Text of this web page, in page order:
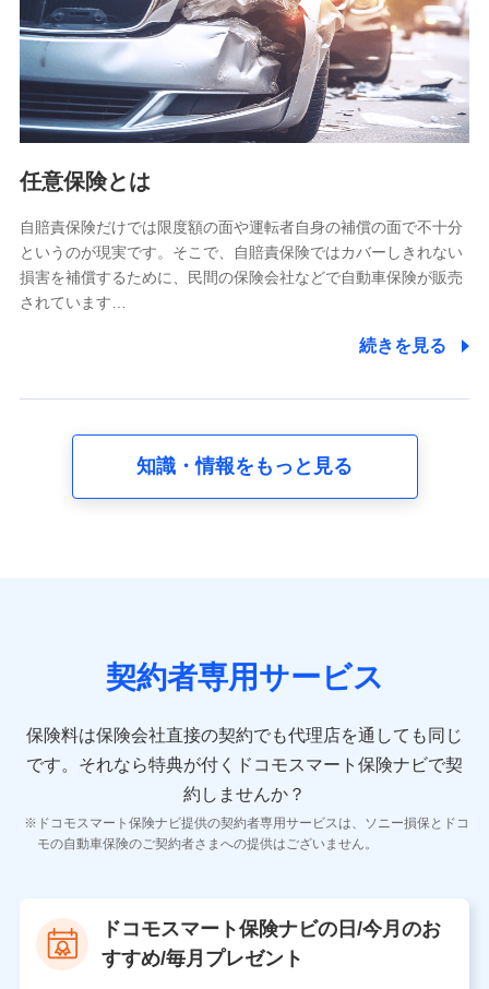
基本情報
氏名、電話番号、メールアドレス、お客さまの識別子、
属性、連絡先、dポイントサービスのご利用に関する情
報。例として、dポイントカード番号、性別、年齢、家族
構成、住所、dポイント残高、dポイント利用履歴などが
含まれます。
当社又は株式会社NTTドコモが提供する各種サービスな
又は株式会社NTTドコモが提供する各種サービスのご契
約状態・ご利用履歴インターネット利用時の行動に関す
る情報、アプリケーション利用時の行動に関する情報、
購入されたサービスや商品の名称・購入場所・決済に関
する情報、アンケートの回答に関する情報などが含まれ
の内容、保険料、保険料のお支払方法、車のメーカーや
走行距離などの情報、建物の構造や築年数などの情報、
険契約に関する情報。例として、保険契約者及び被保険
者の氏名、住所、生年月日、性別、保険契約者と被保険
報、建物の構造や築年数などの情報、ペットの種類や年
齢などの情報などが含まれます。
【共同して利用する者の範囲】
当社
当社又は株式会社NTTドコモが提供する保険関連サービ
スにおけるユーザ登録受付および管理のため
任意保険とは
自賠責保険だけでは限度額の面や運転者自身の補償の面で不十分
というのが現実です。そこで、自賠責保険ではカバーしきれない
損害を補償するために、民間の保険会社などで自動車保険が販売
されています…
続きを見る
知識・情報をもっと見る
契約者専用サービス
保険料は保険会社直接の契約でも代理店を通しても同じ
です。 それなら特典が付くドコモスマート保険ナビで契
約しませんか？
ドコモスマート保険ナビ提供の契約者専用サービスは、ソニー損保とドコ
モの自動車保険のご契約者さまへの提供はございません。
ドコモスマート保険ナビの日/今月のお
すすめ/毎月プレゼント